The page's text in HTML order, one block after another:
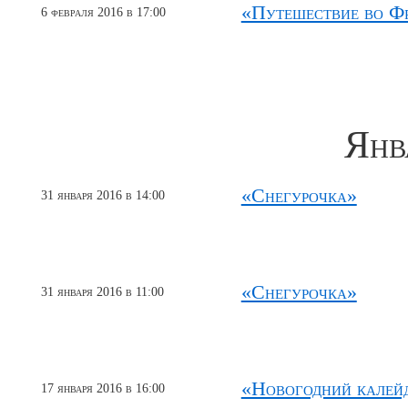
6 февраля 2016 в 17:00 «Путешествие во
31 января 2016 в 14:00 «Снегурочка»
31 января 2016 в 11:00 «Снегурочка»
17 января 2016 в 16:00 «Новогодний